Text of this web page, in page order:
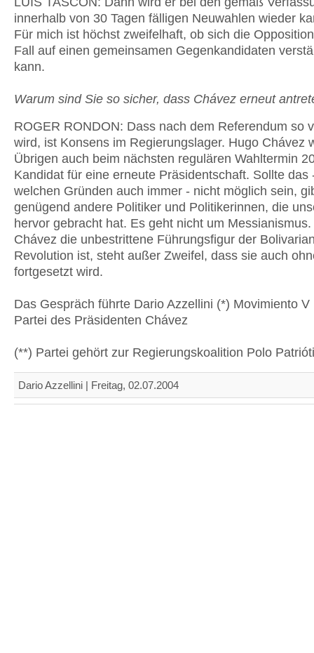
innerhalb von 30 Tagen fälligen Neuwahlen wieder
Für mich ist höchst zweifelhaft, ob sich die
Fall auf einen gemeinsamen Gegenkandidaten
kann.
Warum sind Sie so sicher, dass Chávez erneut
ROGER RONDON: Dass nach dem Referendum so
wird, ist Konsens im Regierungslager. Hugo Chávez
Übrigen auch beim nächsten regulären Wahltermin
Kandidat für eine erneute Präsidentschaft. Sollte das
welchen Gründen auch immer - nicht möglich sein,
genügend andere Politiker und Politikerinnen, die
hervor gebracht hat. Es geht nicht um
Chávez die unbestrittene Führungsfigur der
Revolution ist, steht außer Zweifel, dass sie auch
fortgesetzt wird.
Das Gespräch führte Dario Azzellini (*) Movimiento V
Partei des Präsidenten Chávez
(**) Partei gehört zur Regierungskoalition Polo
Dario Azzellini | Freitag, 02.07.2004